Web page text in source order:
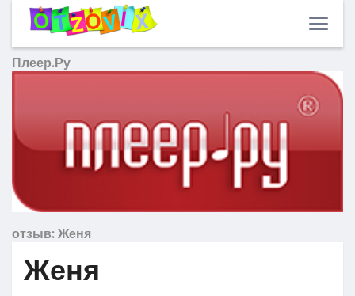
Плеер.Ру
отзыв: Женя
Женя